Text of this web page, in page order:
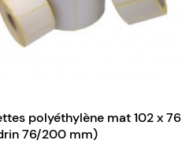
polyéthylène mat 102 x 76
76/200 mm)